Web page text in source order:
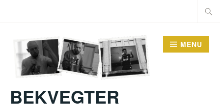
Zoeken
BEKVEGTER
MENU